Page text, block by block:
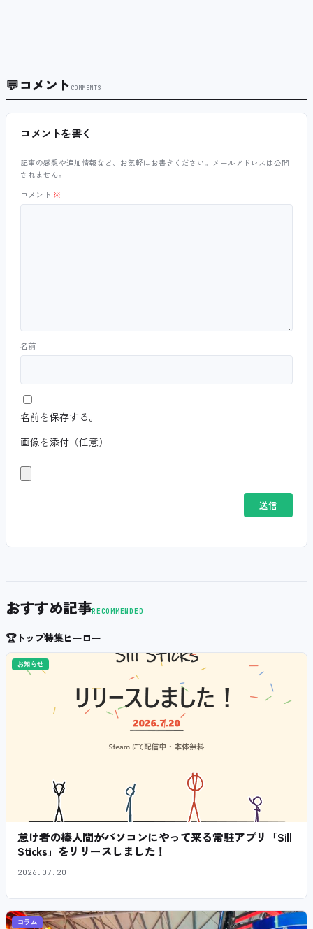
💬コメント COMMENTS
コメントを書く
記事の感想や追加情報など、お気軽にお書きください。メールアドレスは公開
されません。
コメント ※
名前
名前を保存する。
画像を添付（任意）
おすすめ記事RECOMMENDED
🏆トップ特集ヒーロー
お知らせ
怠け者の棒人間がパソコンにやって来る常駐アプリ「Sill
Sticks」をリリースしました！
2026.07.20
コラム